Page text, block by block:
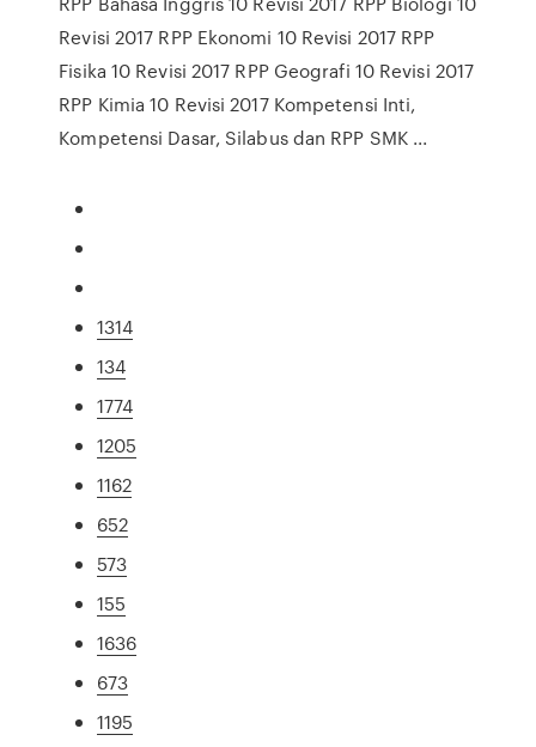
Revisi 2017 RPP Ekonomi 10 Revisi 2017 RPP
Fisika 10 Revisi 2017 RPP Geografi 10 Revisi 2017
RPP Kimia 10 Revisi 2017 Kompetensi Inti,
Kompetensi Dasar, Silabus dan RPP SMK ...
1314
134
1774
1205
1162
652
573
155
1636
673
1195